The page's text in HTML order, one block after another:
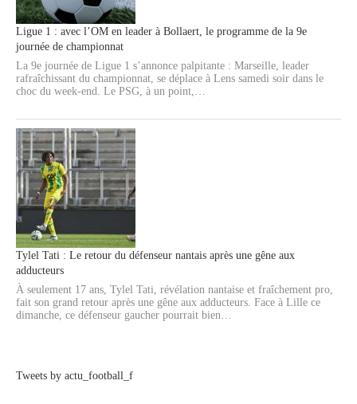
Ligue 1 : avec l’OM en leader à Bollaert, le programme de la 9e
journée de championnat
La 9e journée de Ligue 1 s’annonce palpitante : Marseille, leader
rafraîchissant du championnat, se déplace à Lens samedi soir dans le
choc du week-end. Le PSG, à un point,…
Tylel Tati : Le retour du défenseur nantais après une gêne aux
adducteurs
À seulement 17 ans, Tylel Tati, révélation nantaise et fraîchement pro,
fait son grand retour après une gêne aux adducteurs. Face à Lille ce
dimanche, ce défenseur gaucher pourrait bien…
Tweets by actu_football_f